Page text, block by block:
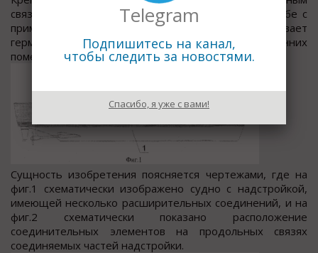
связям обеих частей надстройки и к верхней палубе с
применением клееболтового соединения обеспечивает
герметичность и непроницаемость всех внутренних
помещений надстройки.
Сущность изобретения поясняется чертежами, где на
фиг.1 схематически изображено судно с надстройкой,
имеющей несколько расширительных соединений, и на
фиг.2 схематически показано расположение
соединительных элементов на продольных связях
соединяемых частей надстройки.
Telegram
Подпишитесь на канал,
чтобы следить за новостями.
Спасибо, я уже с вами!